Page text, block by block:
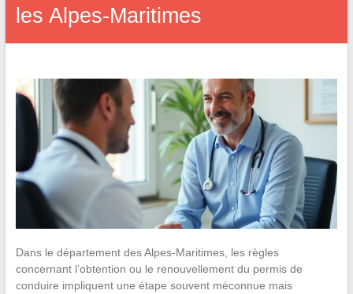
les Alpes-Maritimes
Dans le département des Alpes-Maritimes, les règles
concernant l’obtention ou le renouvellement du permis de
conduire impliquent une étape souvent méconnue mais